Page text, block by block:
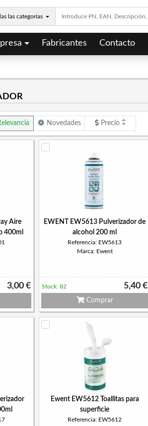
las categorías
Fabricantes Contacto
Novedades Precio
Aire
400ml
3,00 €
EWENT EW5613 Pulverizador de
alcohol 200 ml
Referencia: EW5613
Marca: Ewent
5,40 €
Stock: 82
Comprar
Ewent EW5612 Toallitas para
superficie
Referencia: EW5612